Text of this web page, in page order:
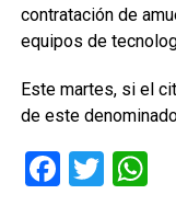
contratación de
equipos de
Este martes, si el
de este denominado